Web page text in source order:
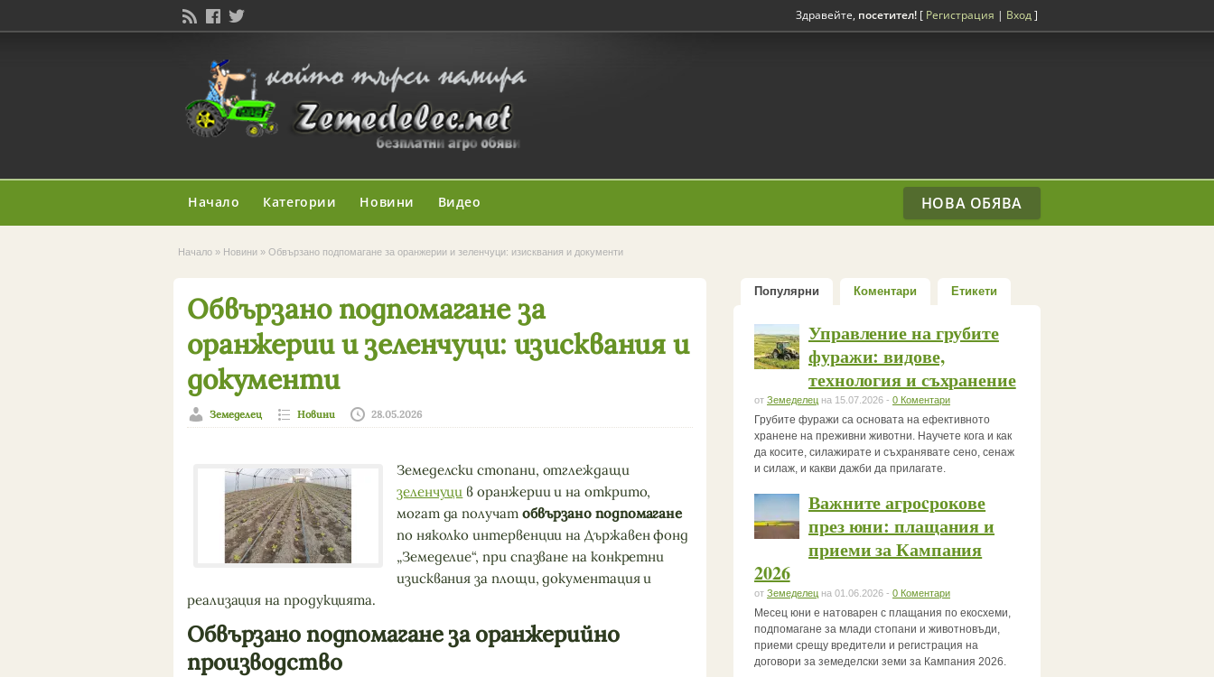
Здравейте, посетител! [ Регистрация | Вход]
Начало Категории Новини Видео НОВА ОБЯВА
Начало » Новини » Обвързано подпомагане за оранжерии и зеленчуци: изисквания и документи
Обвързано подпомагане за
оранжерии и зеленчуци: изисквания и
документи
Земеделец Новини 28.05.2026
Земеделски стопани, отглеждащи
зеленчуци в оранжерии и на открито,
могат да получат обвързано подпомагане
по няколко интервенции на Държавен фонд
„Земеделие“, при спазване на конкретни
изисквания за площи, документация и
реализация на продукцията.
Обвързано подпомагане за оранжерийно
производство
Популярни Коментари Етикети
Управление на грубите
фуражи: видове,
технология и съхранение
от Земеделец на 15.07.2026 - 0 Коментари
Грубите фуражи са основата на ефективното
хранене на преживни животни. Научете кога и как
да косите, силажирате и съхранявате сено, сенаж
и силаж, и какви дажби да прилагате.
Важните агроcрокове
през юни: плащания и
приеми за Кампания
2026
от Земеделец на 01.06.2026 - 0 Коментари
Месец юни е натоварен с плащания по екосхеми,
подпомагане за млади стопани и животновъди,
приеми срещу вредители и регистрация на
договори за земеделски земи за Кампания 2026.